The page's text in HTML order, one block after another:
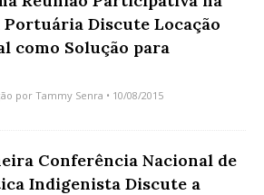
Portuária Discute Locação
como Solução para
por Tammy Senra • 10/08/2015
Conferência Nacional de
Indigenista Discute a